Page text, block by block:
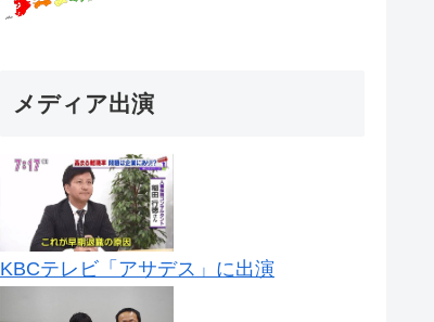
メディア出演
KBCテレビ「アサデス」に出演